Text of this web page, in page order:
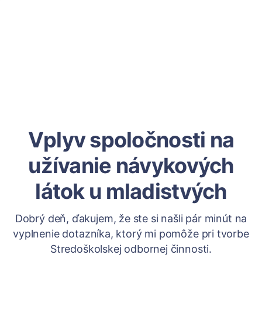
Vplyv spoločnosti na
užívanie návykových
látok u mladistvých
Dobrý deň, ďakujem, že ste si našli pár minút na
vyplnenie dotazníka, ktorý mi pomôže pri tvorbe
Stredoškolskej odbornej činnosti.